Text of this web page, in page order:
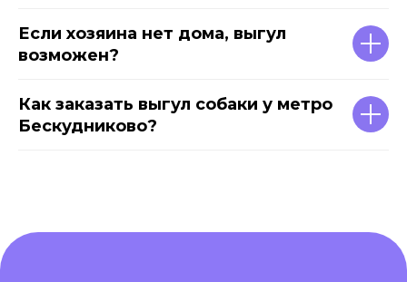
Если хозяина нет дома, выгул
возможен?
Как заказать выгул собаки у метро
Бескудниково?